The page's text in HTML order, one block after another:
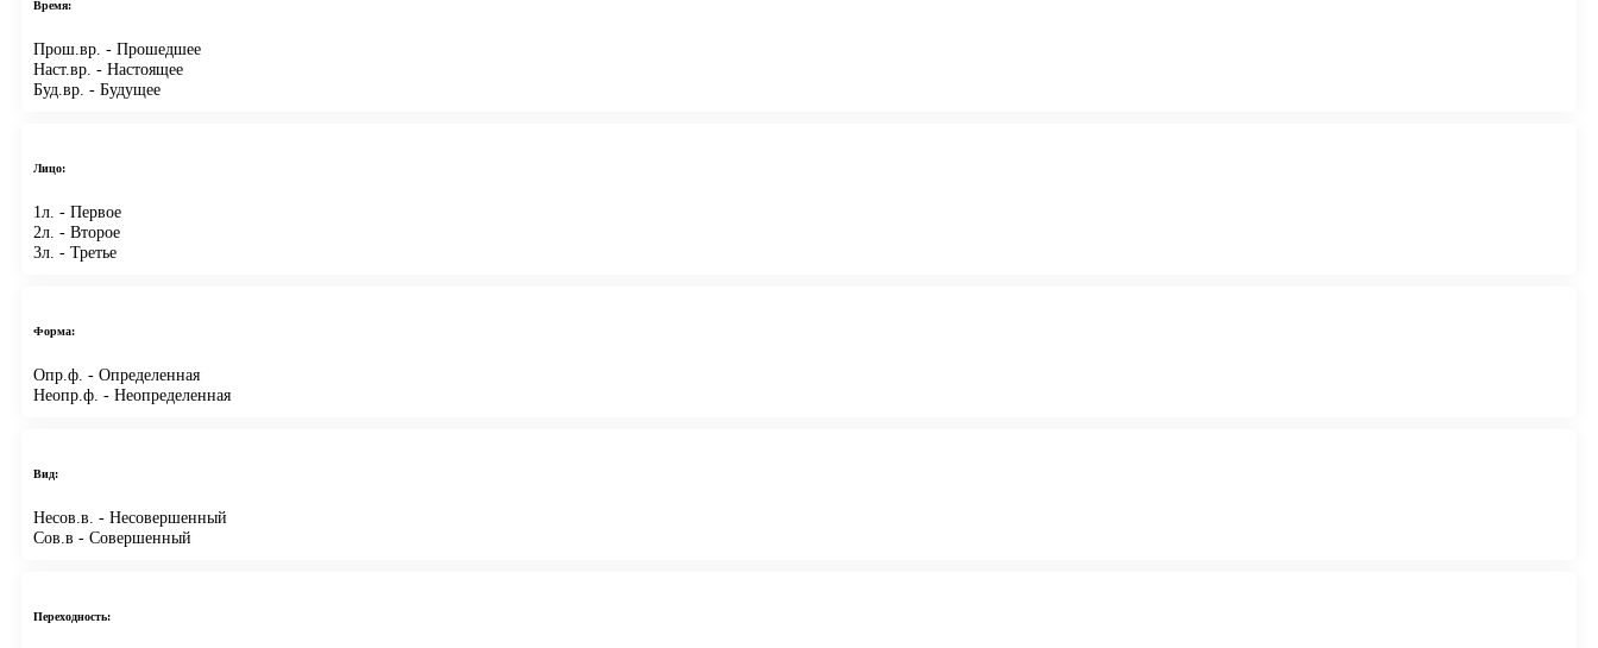
Время:
Прош.вр. - Прошедшее
Наст.вр. - Настоящее
Буд.вр. - Будущее
Лицо:
1л. - Первое
2л. - Второе
3л. - Третье
Форма:
Опр.ф. - Определенная
Неопр.ф. - Неопределенная
Вид:
Несов.в. - Несовершенный
Сов.в - Совершенный
Переходность: